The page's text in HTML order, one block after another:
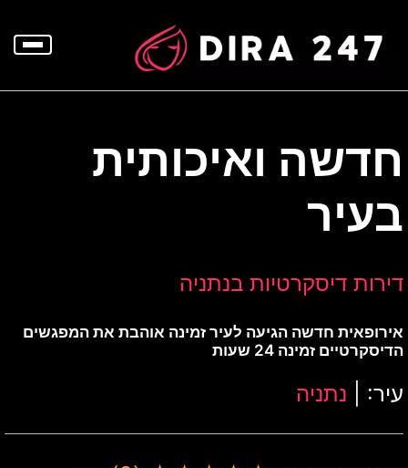
חדשה ואיכותית
בעיר
דירות דיסקרטיות בנתניה
אירופאית חדשה הגיעה לעיר זמינה אוהבת את המפגשים
הדיסקרטיים זמינה 24 שעות
עיר: | נתניה